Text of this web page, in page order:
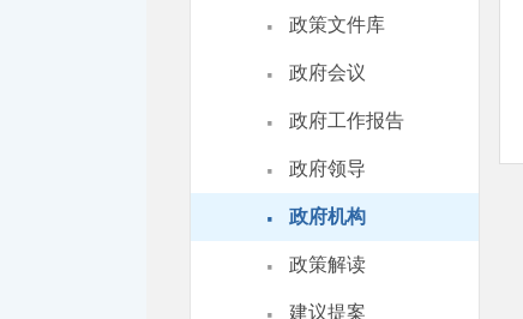
· 政策文件库
· 政府会议
· 政府工作报告
· 政府领导
· 政府机构
· 政策解读
建议提案